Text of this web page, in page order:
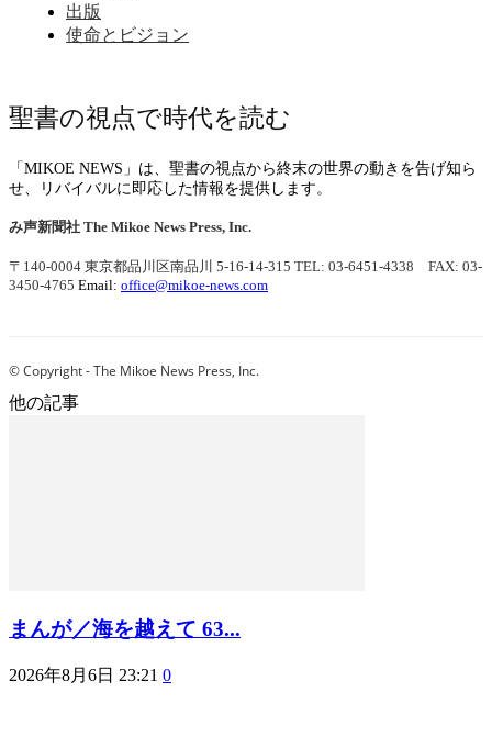
出版
使命とビジョン
聖書の視点で時代を読む
「MIKOE NEWS」は、聖書の視点から終末の世界の動きを告げ知ら
せ、リバイバルに即応した情報を提供します。
み声新聞社 The Mikoe News Press, Inc.
〒140-0004 東京都品川区南品川 5-16-14-315 TEL: 03-6451-4338 FAX: 03-
3450-4765 Email: office@mikoe-news.com
© Copyright - The Mikoe News Press, Inc.
他の記事
まんが／海を越えて 63...
2026年8月6日 23:21 0